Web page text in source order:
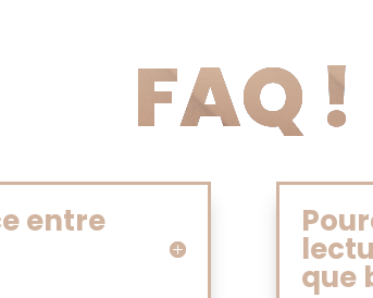
FAQ !
entre
que